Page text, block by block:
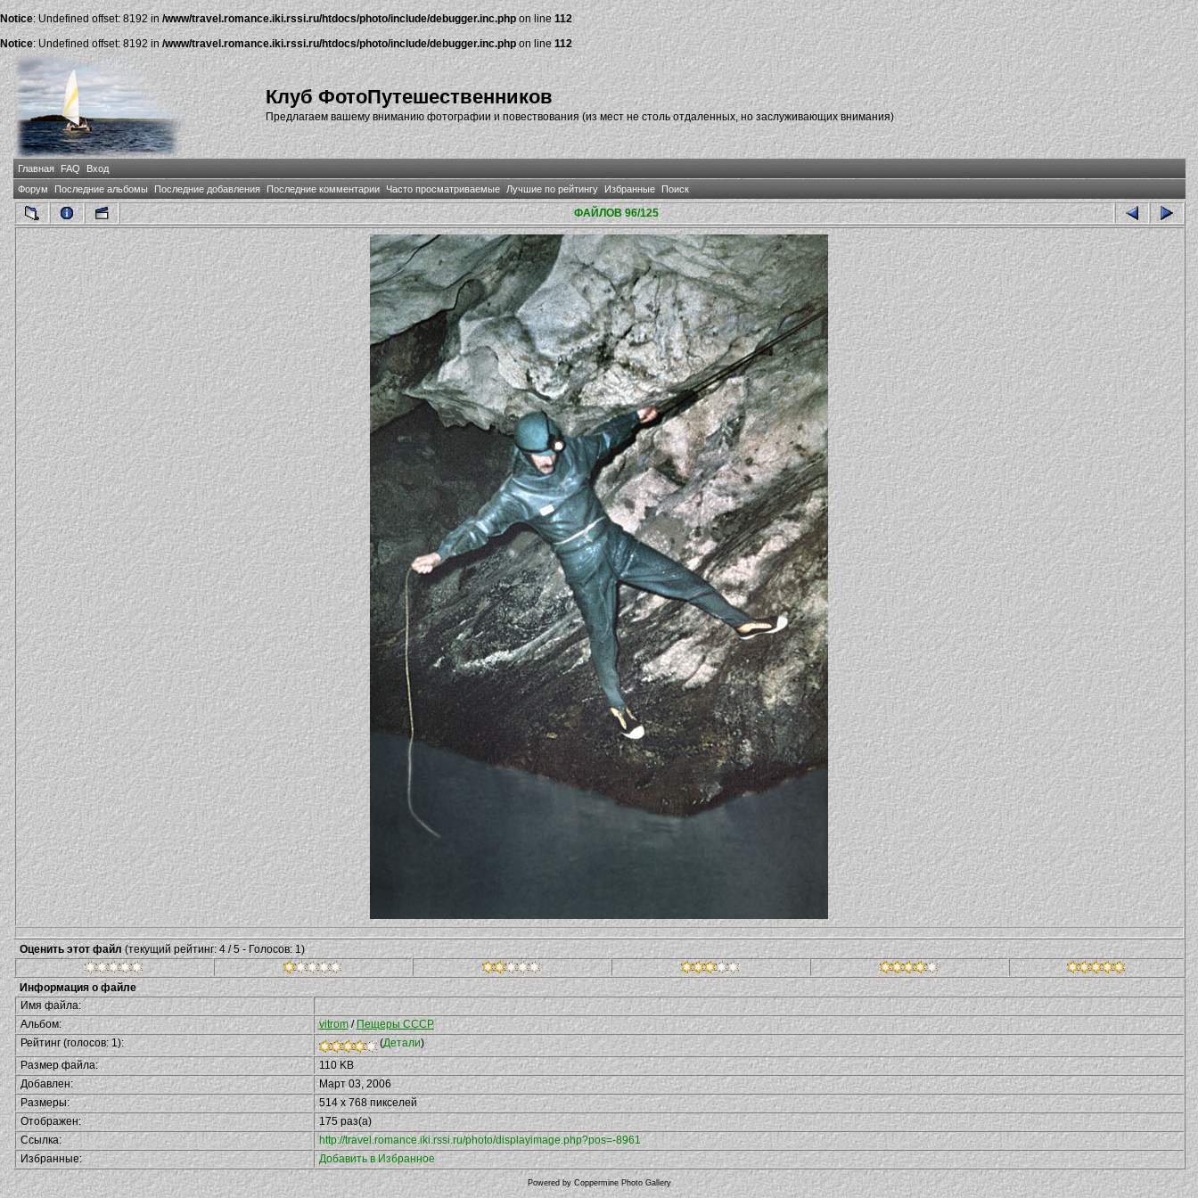
Notice: Undefined offset: 8192 in /www/travel.romance.iki.rssi.ru/htdocs/photo/include/debugger.inc.phpon line112
Notice: Undefined offset: 8192 in/www/travel.romance.iki.rssi.ru/htdocs/photo/include/debugger.inc.phpon line112
Клуб ФотоПутешественников
Предлагаем вашему вниманию фотографии и повествования (из мест не столь отдаленных, но заслуживающих внимания)
Главная FAQ
Вход
Форум
Последние альбомы Последние добавления Последние комментарии Часто просматриваемые Лучшие по рейтингу Избранные Поиск
ФАЙЛОВ 96/125
Оценить этот файл(текущий рейтинг: 4 / 5 - Голосов: 1)
Информация о файле
Имя файла:
Альбом:
vitrom/Пещеры СССР
Рейтинг (голосов: 1):
(Детали)
Размер файла:
110 KB
Добавлен:
Март 03, 2006
Размеры:
514 x 768 пикселей
Отображен:
175 раз(а)
Ссылка:
http://travel.romance.iki.rssi.ru/photo/displayimage.php?pos=-8961
Избранные:
Добавить в Избранное
Powered by Coppermine Photo Gallery